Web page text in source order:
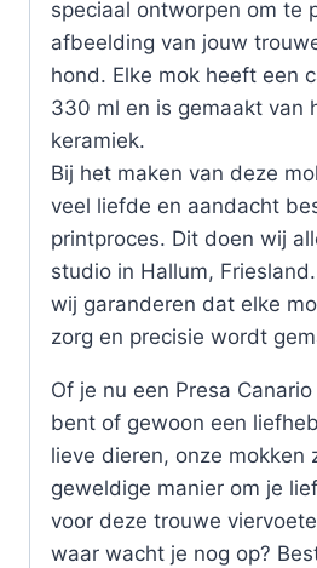
speciaal ontworpen om te
afbeelding van jouw
hond. Elke mok heeft een
330 ml en is gemaakt van
keramiek.
Bij het maken van deze
veel liefde en aandacht
printproces. Dit doen wij
studio in Hallum,
wij garanderen dat elke
zorg en precisie wordt
Of je nu een Presa
bent of gewoon een
lieve dieren, onze mokken
geweldige manier om je
voor deze trouwe
waar wacht je nog op?